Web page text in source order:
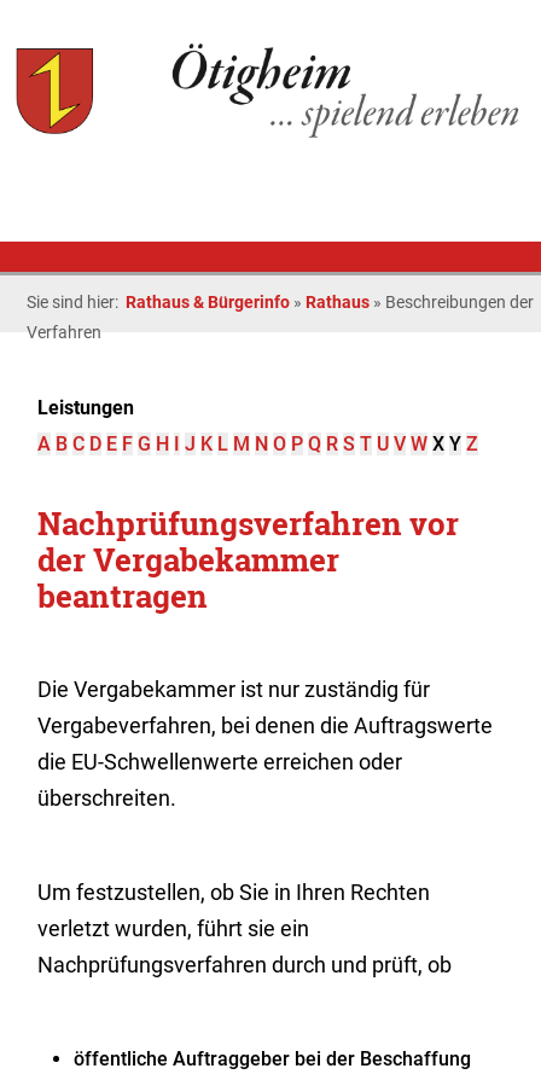
Sie sind hier: Rathaus & Bürgerinfo » Rathaus » Beschreibungen der
Verfahren
Leistungen
A B C D E F G H I J K L M N O P Q R S T U V W X Y Z
Nachprüfungsverfahren vor
der Vergabekammer
beantragen
Die Vergabekammer ist nur zuständig für
Vergabeverfahren, bei denen die Auftragswerte
die EU-Schwellenwerte erreichen oder
überschreiten.
Um festzustellen, ob Sie in Ihren Rechten
verletzt wurden, führt sie ein
Nachprüfungsverfahren durch und prüft, ob
öffentliche Auftraggeber bei der Beschaffung